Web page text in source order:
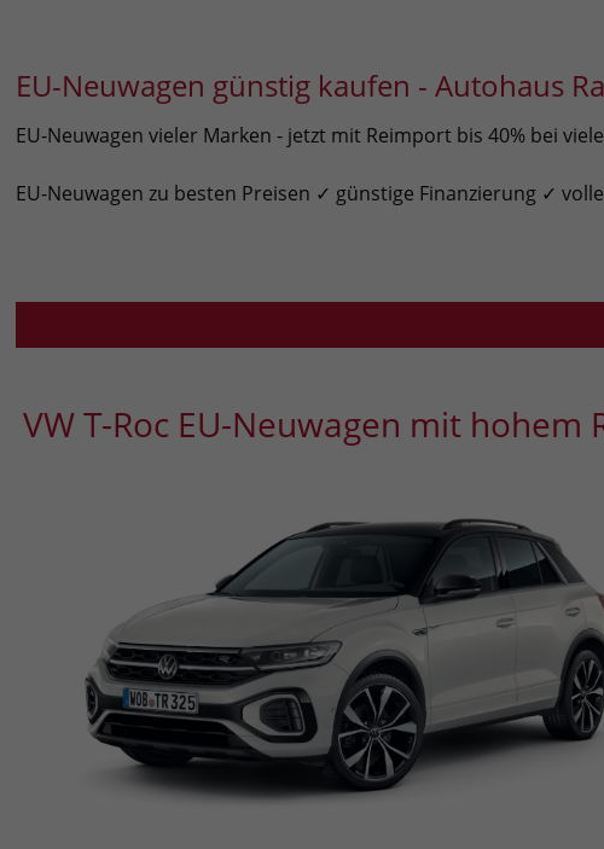
EU-Neuwagen günstig kaufen - Autohaus
EU-Neuwagen vieler Marken - jetzt mit Reimport bis 40% bei
EU-Neuwagen zu besten Preisen ✓ günstige Finanzierung ✓
VW T-Roc EU-Neuwagen mit hohem